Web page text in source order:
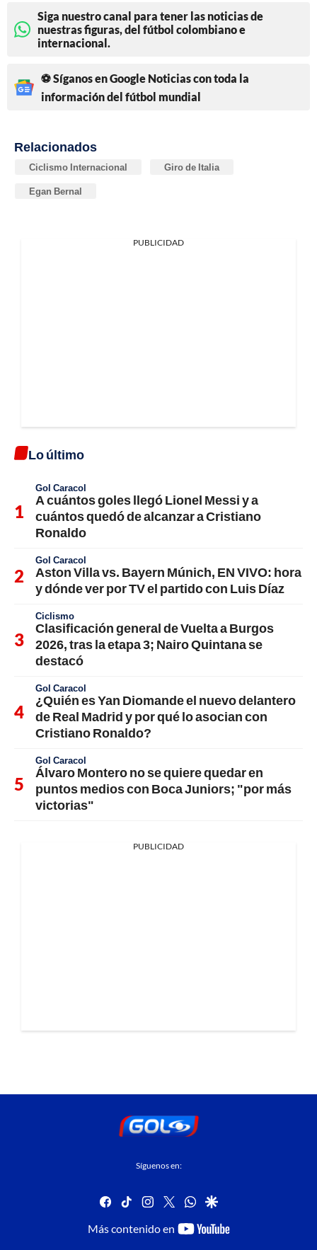
Siga nuestro canal para tener las noticias de
nuestras figuras, del fútbol colombiano e
internacional.
⚽ Síganos en Google Noticias con toda la
información del fútbol mundial
Relacionados
Ciclismo Internacional Giro de Italia
Egan Bernal
PUBLICIDAD
Lo último
Gol Caracol
A cuántos goles llegó Lionel Messi y a
cuántos quedó de alcanzar a Cristiano
Ronaldo
Gol Caracol
Aston Villa vs. Bayern Múnich, EN VIVO: hora
y dónde ver por TV el partido con Luis Díaz
Ciclismo
Clasificación general de Vuelta a Burgos
2026, tras la etapa 3; Nairo Quintana se
destacó
Gol Caracol
¿Quién es Yan Diomande el nuevo delantero
de Real Madrid y por qué lo asocian con
Cristiano Ronaldo?
Gol Caracol
Álvaro Montero no se quiere quedar en
puntos medios con Boca Juniors; "por más
victorias"
PUBLICIDAD
Síguenos en:
facebook
tiktok instagram
twitterwhatsapp
google
Más contenido en
youtube-